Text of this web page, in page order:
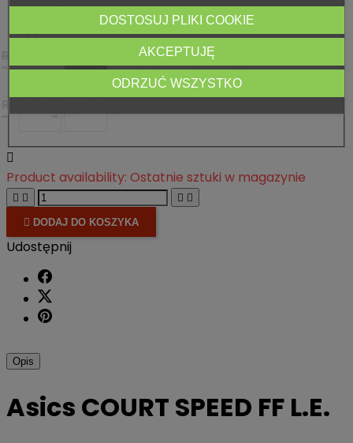
Rozmiar
: 36
35,5
- 36
Rozmiar
- 37
Rozmiar
- 37,5
Rozmiar
- 38
- 39
39,5
- 40

Product availability: Ostatnie sztuki w magazynie
   
 DODAJ DO KOSZYKA
Udostępnij
Opis
Asics COURT SPEED FF L.E.
DOSTOSUJ PLIKI COOKIE
ODRZUĆ WSZYSTKO
AKCEPTUJĘ